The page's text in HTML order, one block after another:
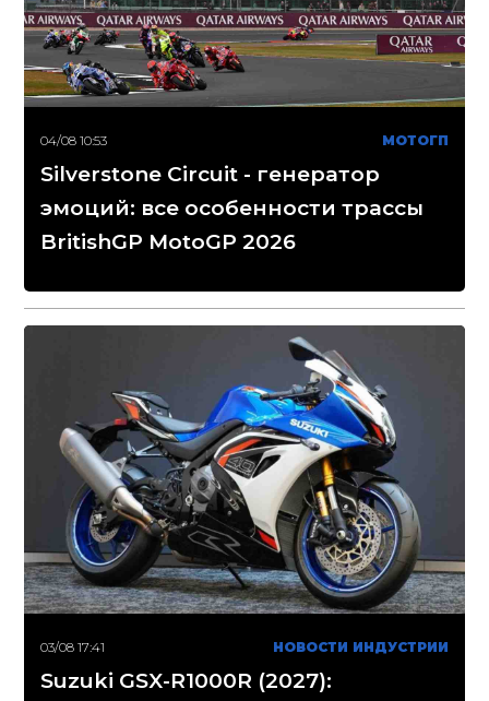
04/08 10:53 МОТОГП
Silverstone Circuit - генератор
эмоций: все особенности трассы
BritishGP MotoGP 2026
03/08 17:41 НОВОСТИ ИНДУСТРИИ
Suzuki GSX-R1000R (2027):